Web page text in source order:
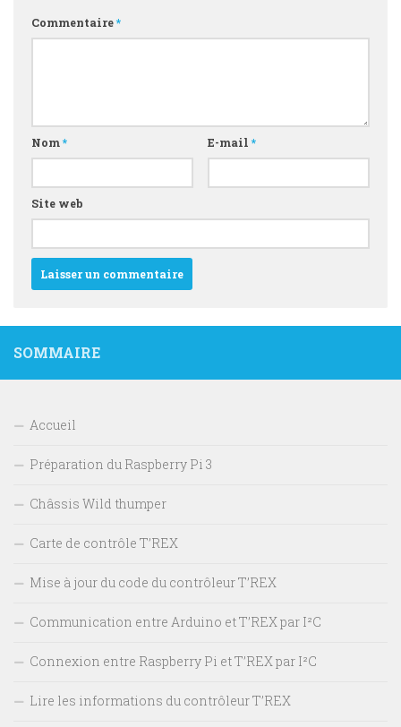
Commentaire*
Nom* E-mail *
Site web
SOMMAIRE
Accueil
Préparation du Raspberry Pi 3
Châssis Wild thumper
Carte de contrôle T’REX
Mise à jour du code du contrôleur T’REX
Communication entre Arduino et T’REX par I²C
Connexion entre Raspberry Pi et T’REX par I²C
Lire les informations du contrôleur T’REX